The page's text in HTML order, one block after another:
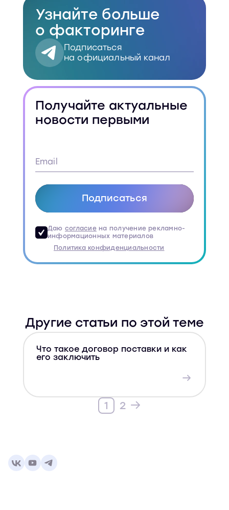
Скопировать
Узнайте больше
о факторинге
Подписаться
на официальный канал
Получайте актуальные
новости первыми
Подписаться
Даю согласиена получение рекламно-
информационных материалов
Политика конфиденциальности
Другие статьи по этой теме
Что такое договор поставки и как
его заключить
1 2